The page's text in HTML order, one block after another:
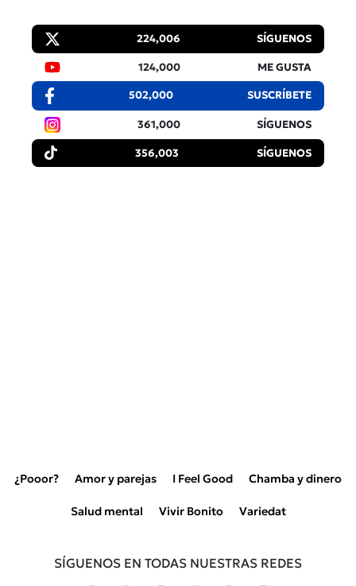
224,006 SÍGUENOS
124,000 ME GUSTA
502,000 SUSCRÍBETE
361,000 SÍGUENOS
356,003 SÍGUENOS
¿Pooor? Amor y parejas I Feel Good Chamba y dinero
Salud mental Vivir Bonito Variedat
SÍGUENOS EN TODAS NUESTRAS REDES